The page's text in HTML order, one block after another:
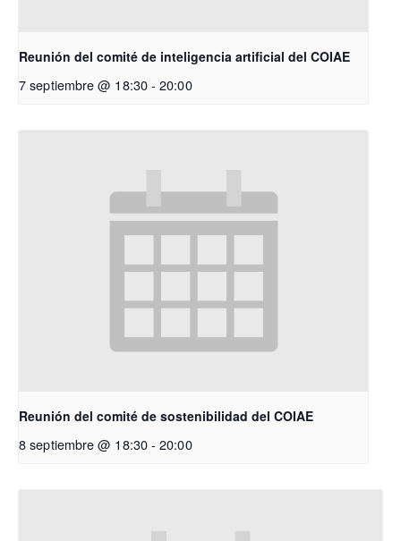
Reunión del comité de inteligencia artificial del COIAE
7 septiembre @ 18:30- 20:00
Reunión del comité de sostenibilidad del COIAE
8 septiembre @ 18:30- 20:00